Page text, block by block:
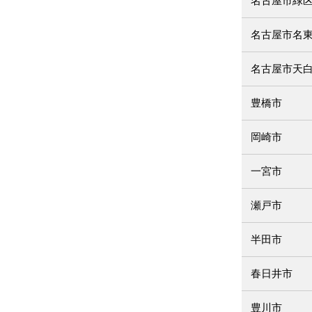
名古屋市名
名古屋市天
豊橋市
岡崎市
一宮市
瀬戸市
半田市
春日井市
豊川市